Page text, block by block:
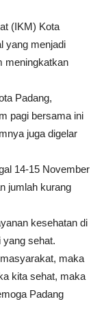
(IKM) Kota
yang menjadi
meningkatkan
Padang,
pagi bersama ini
juga digelar
14-15 November
jumlah kurang
kesehatan di
yang sehat.
maka
kita sehat, maka
Padang